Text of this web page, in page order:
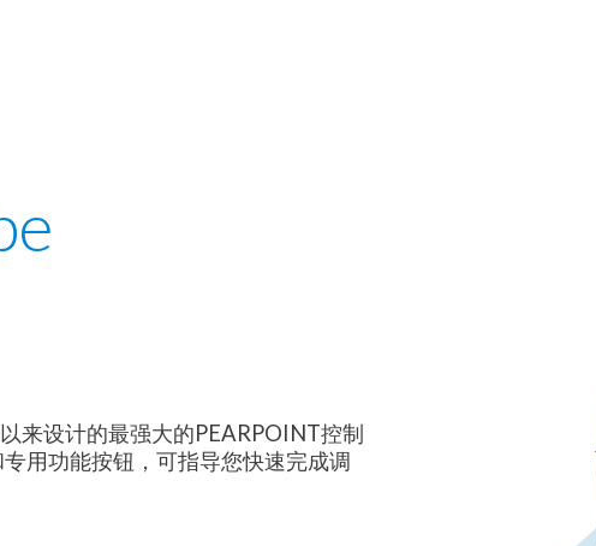
来设计的最强大的PEARPOINT控制
用功能按钮，可指导您快速完成调